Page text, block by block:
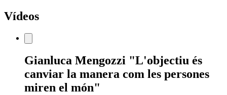
Vídeos
Estàs
veient:
Gianluca Mengozzi "L'objectiu és
canviar la manera com les persones
miren el món"